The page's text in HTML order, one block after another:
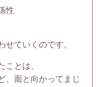
性
ていくのです。
とは、
、面と向かってまじ